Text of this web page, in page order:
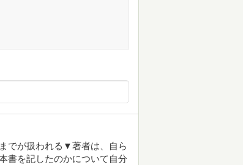
でが扱われる▼著者は、自ら
書を記したのかについて自分